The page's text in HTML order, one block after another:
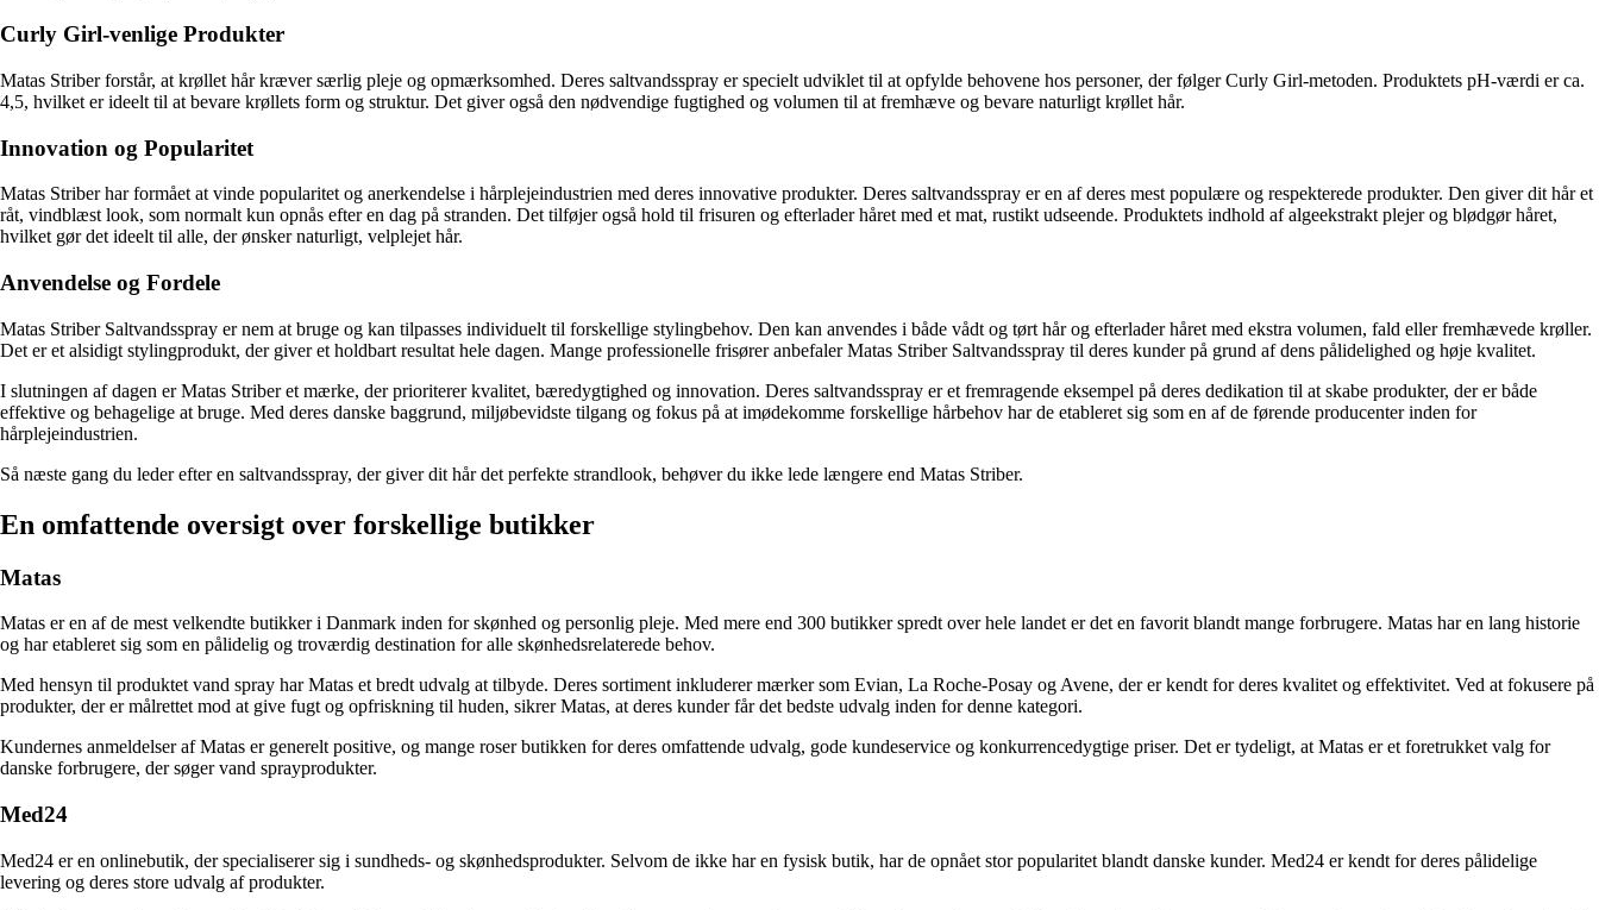
Curly Girl-venlige Produkter
Matas Striber forstår, at krøllet hår kræver særlig pleje og opmærksomhed. Deres saltvandsspray er specielt udviklet til at opfylde behovene hos personer, der følger Curly Girl-metoden. Produktets pH-værdi er ca.
4,5, hvilket er ideelt til at bevare krøllets form og struktur. Det giver også den nødvendige fugtighed og volumen til at fremhæve og bevare naturligt krøllet hår.
Innovation og Popularitet
Matas Striber har formået at vinde popularitet og anerkendelse i hårplejeindustrien med deres innovative produkter. Deres saltvandsspray er en af ​​deres mest populære og respekterede produkter. Den giver dit hår et
råt, vindblæst look, som normalt kun opnås efter en dag på stranden. Det tilføjer også hold til frisuren og efterlader håret med et mat, rustikt udseende. Produktets indhold af algeekstrakt plejer og blødgør håret,
hvilket gør det ideelt til alle, der ønsker naturligt, velplejet hår.
Anvendelse og Fordele
Matas Striber Saltvandsspray er nem at bruge og kan tilpasses individuelt til forskellige stylingbehov. Den kan anvendes i både vådt og tørt hår og efterlader håret med ekstra volumen, fald eller fremhævede krøller.
Det er et alsidigt stylingprodukt, der giver et holdbart resultat hele dagen. Mange professionelle frisører anbefaler Matas Striber Saltvandsspray til deres kunder på grund af dens pålidelighed og høje kvalitet.
I slutningen af ​​dagen er Matas Striber et mærke, der prioriterer kvalitet, bæredygtighed og innovation. Deres saltvandsspray er et fremragende eksempel på deres dedikation til at skabe produkter, der er både
effektive og behagelige at bruge. Med deres danske baggrund, miljøbevidste tilgang og fokus på at imødekomme forskellige hårbehov har de etableret sig som en af ​​de førende producenter inden for
hårplejeindustrien.
Så næste gang du leder efter en saltvandsspray, der giver dit hår det perfekte strandlook, behøver du ikke lede længere end Matas Striber.
En omfattende oversigt over forskellige butikker
Matas
Matas er en af de mest velkendte butikker i Danmark inden for skønhed og personlig pleje. Med mere end 300 butikker spredt over hele landet er det en favorit blandt mange forbrugere. Matas har en lang historie
og har etableret sig som en pålidelig og troværdig destination for alle skønhedsrelaterede behov.
Med hensyn til produktet vand spray har Matas et bredt udvalg at tilbyde. Deres sortiment inkluderer mærker som Evian, La Roche-Posay og Avene, der er kendt for deres kvalitet og effektivitet. Ved at fokusere på
produkter, der er målrettet mod at give fugt og opfriskning til huden, sikrer Matas, at deres kunder får det bedste udvalg inden for denne kategori.
Kundernes anmeldelser af Matas er generelt positive, og mange roser butikken for deres omfattende udvalg, gode kundeservice og konkurrencedygtige priser. Det er tydeligt, at Matas er et foretrukket valg for
danske forbrugere, der søger vand sprayprodukter.
Med24
Med24 er en onlinebutik, der specialiserer sig i sundheds- og skønhedsprodukter. Selvom de ikke har en fysisk butik, har de opnået stor popularitet blandt danske kunder. Med24 er kendt for deres pålidelige
levering og deres store udvalg af produkter.